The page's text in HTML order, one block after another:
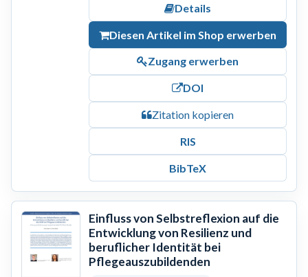
Details
Diesen Artikel im Shop erwerben
Zugang erwerben
DOI
Zitation kopieren
RIS
BibTeX
Einfluss von Selbstreflexion auf die
Entwicklung von Resilienz und
beruflicher Identität bei
Pflegeauszubildenden